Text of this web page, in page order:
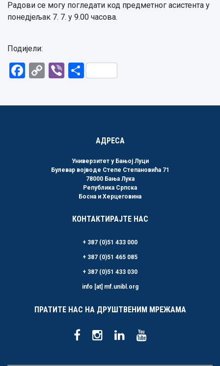
Радови се могу погледати код предметног асистента у
понедјељак 7. 7. у 9.00 часова.
Подијели:
Facebook
CopyViberShare
АДРЕСА
Универзитет у Бањој Луци
Булевар војводе Степе Степановића 71
78000 Бања Лука
Република Српска
Босна и Херцеговина
КОНТАКТИРАЈТЕ НАС
+ 387 (0)51 433 000
+ 387 (0)51 465 085
+ 387 (0)51 433 030
info [at] mf.unibl.org
ПРАТИТЕ НАС НА ДРУШТВЕНИМ МРЕЖАМА